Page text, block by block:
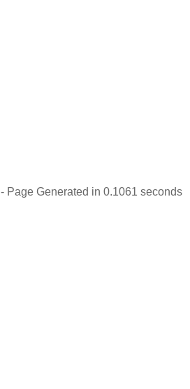
- Page Generated in 0.1061 seconds